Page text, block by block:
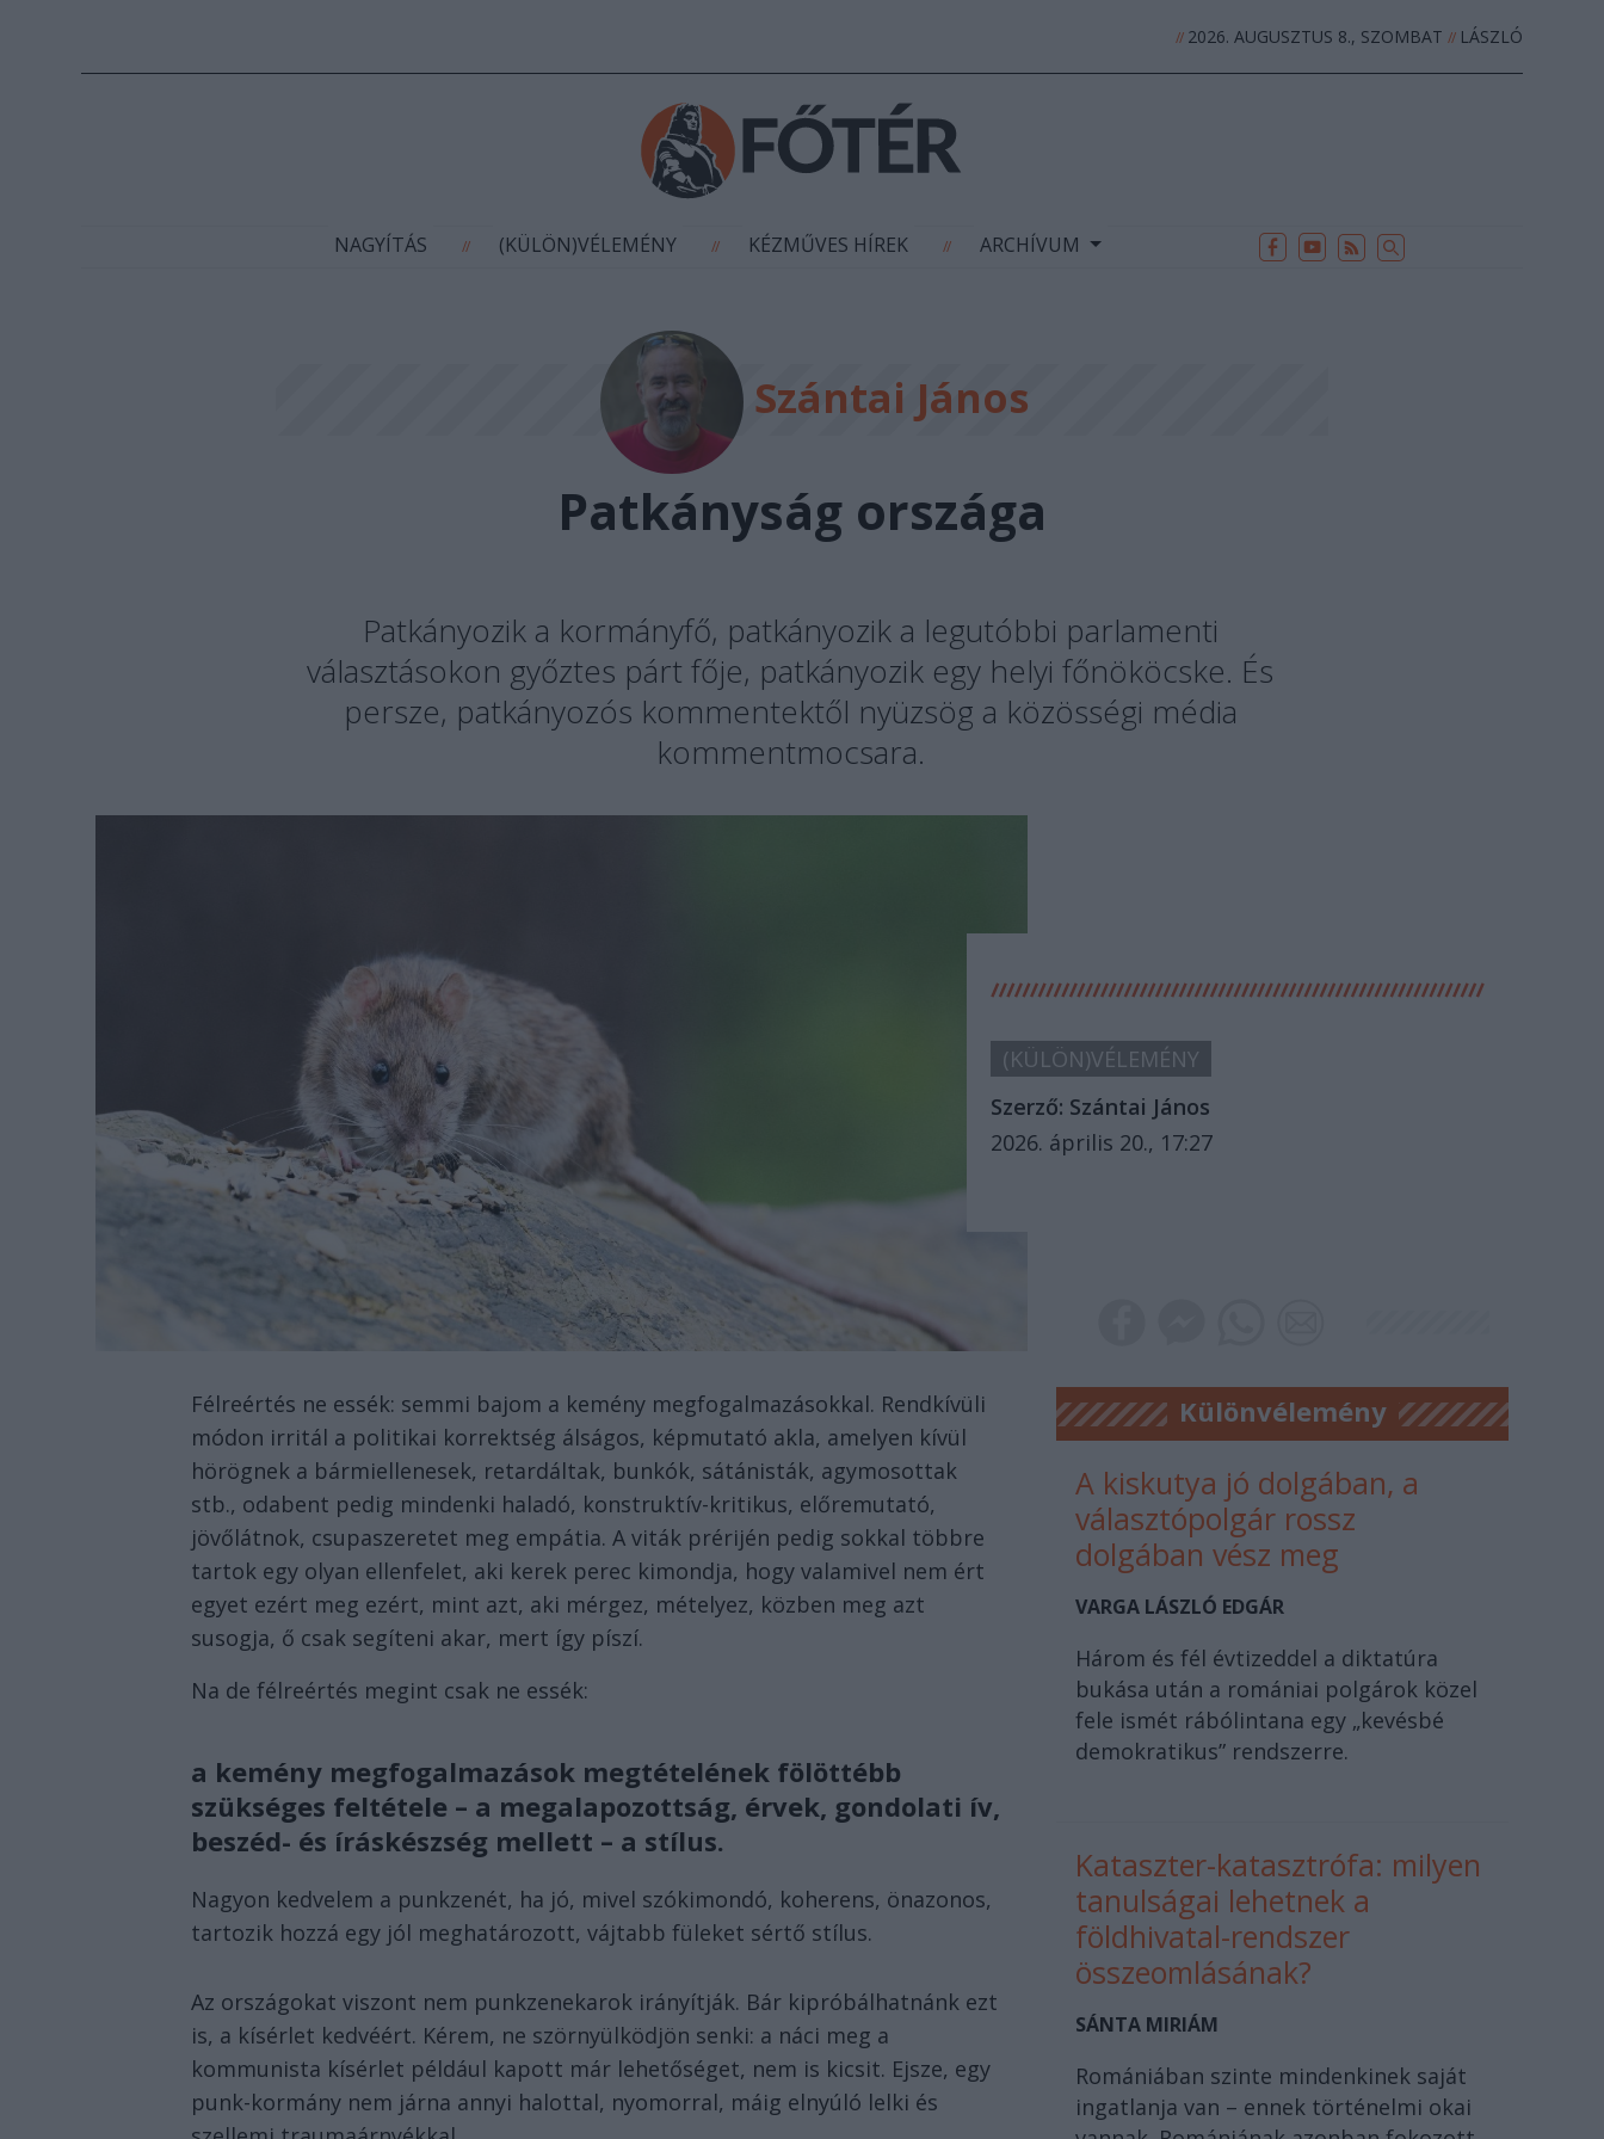
//2026. AUGUSZTUS 8., SZOMBAT //LÁSZLÓ
ARCHÍVUM
NAGYÍTÁS // (KÜLÖN)VÉLEMÉNY // KÉZMŰVES HÍREK // ARCHÍVUM
Szántai János
Patkányság országa
Patkányozik a kormányfő, patkányozik a legutóbbi parlamenti
választásokon győztes párt fője, patkányozik egy helyi főnököcske. És
persze, patkányozós kommentektől nyüzsög a közösségi média
kommentmocsara.
(KÜLÖN)VÉLEMÉNY
Szerző: Szántai János
2026. április 20., 17:27
Félreértés ne essék: semmi bajom a kemény megfogalmazásokkal. Rendkívüli
módon irritál a politikai korrektség álságos, képmutató akla, amelyen kívül
hörögnek a bármiellenesek, retardáltak, bunkók, sátánisták, agymosottak
stb., odabent pedig mindenki haladó, konstruktív-kritikus, előremutató,
jövőlátnok, csupaszeretet meg empátia. A viták prérijén pedig sokkal többre
tartok egy olyan ellenfelet, aki kerek perec kimondja, hogy valamivel nem ért
egyet ezért meg ezért, mint azt, aki mérgez, mételyez, közben meg azt
susogja, ő csak segíteni akar, mert így píszí.
Na de félreértés megint csak ne essék:
a kemény megfogalmazások megtételének fölöttébb
szükséges feltétele – a megalapozottság, érvek, gondolati ív,
beszéd- és íráskészség mellett – a stílus.
Nagyon kedvelem a punkzenét, ha jó, mivel szókimondó, koherens, önazonos,
tartozik hozzá egy jól meghatározott, vájtabb füleket sértő stílus.
Az országokat viszont nem punkzenekarok irányítják. Bár kipróbálhatnánk ezt
is, a kísérlet kedvéért. Kérem, ne szörnyülködjön senki: a náci meg a
kommunista kísérlet például kapott már lehetőséget, nem is kicsit. Ejsze, egy
punk-kormány nem járna annyi halottal, nyomorral, máig elnyúló lelki és
Különvélemény
A kiskutya jó dolgában, a
választópolgár rossz
dolgában vész meg
VARGA LÁSZLÓ EDGÁR
Három és fél évtizeddel a diktatúra
bukása után a romániai polgárok közel
fele ismét rábólintana egy „kevésbé
demokratikus” rendszerre.
Kataszter-katasztrófa: milyen
tanulságai lehetnek a
földhivatal-rendszer
összeomlásának?
SÁNTA MIRIÁM
Romániában szinte mindenkinek saját
ingatlanja van – ennek történelmi okai